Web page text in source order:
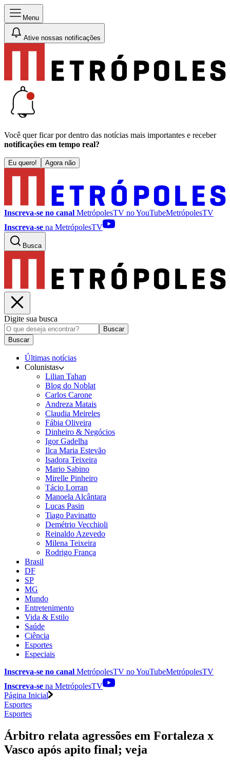
Menu
Ative nossas notificações
Você quer ficar por dentro das notícias mais importantes e receber
notificações em tempo real?
Eu quero! Agora não
Inscreva-se no canal MetrópolesTV noYouTubeMetrópolesTV
Inscreva-se na MetrópolesTV
Busca
Digite sua busca
Buscar
Buscar
Últimas notícias
Colunistas
Lilian Tahan
Blog do Noblat
Carlos Carone
Andreza Matais
Claudia Meireles
Fábia Oliveira
Dinheiro & Negócios
Igor Gadelha
Ilca Maria Estevão
Isadora Teixeira
Mario Sabino
Mirelle Pinheiro
Tácio Lorran
Manoela Alcântara
Lucas Pasin
Tiago Pavinatto
Demétrio Vecchioli
Reinaldo Azevedo
Milena Teixeira
Rodrigo França
Brasil
DF
SP
MG
Mundo
Entretenimento
Vida & Estilo
Saúde
Ciência
Esportes
Especiais
Inscreva-se no canal MetrópolesTV noYouTubeMetrópolesTV
Inscreva-se na MetrópolesTV
Página Inicial
Esportes
Esportes
Árbitro relata agressões em Fortaleza x
Vasco após apito final; veja